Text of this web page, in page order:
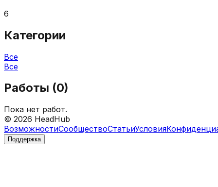
6
Категории
Все
Все
Работы (0)
Пока нет работ.
© 2026 HeadHub
ВозможностиСообществоСтатьиУсловия
Поддержка